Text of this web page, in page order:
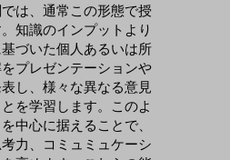
は、通常この形態で授
知識のインプットより
づいた個人あるいは所
プレゼンテーションや
し、様々な異なる意見
を学習します。このよ
中心に据えることで、
力、コミュミュケーシ